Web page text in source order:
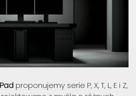
proponujemy serie P, X, T, L, E i Z,